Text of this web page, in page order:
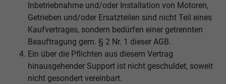
Inbetriebnahme und/oder Installation von Motoren,
Getrieben und/oder Ersatzteilen sind nicht Teil eines
Kaufvertrages, sondern bedürfen einer getrennten
Beauftragung gem. § 2 Nr. 1 dieser AGB.
Ein über die Pflichten aus diesem Vertrag
hinausgehender Support ist nicht geschuldet, soweit
nicht gesondert vereinbart.